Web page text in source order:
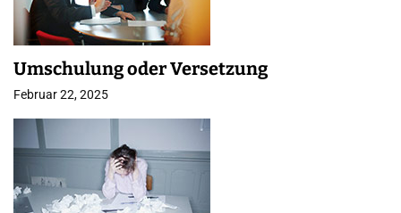
Umschulung oder Versetzung
Februar 22, 2025